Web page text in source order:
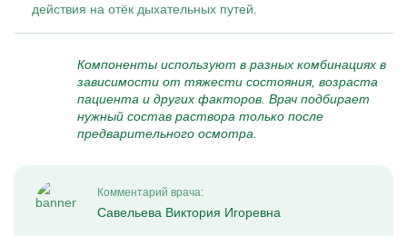
действия на отёк дыхательных путей.
Компоненты используют в разных комбинациях в
зависимости от тяжести состояния, возраста
пациента и других факторов. Врач подбирает
нужный состав раствора только после
предварительного осмотра.
Комментарий врача:
Савельева Виктория Игоревна